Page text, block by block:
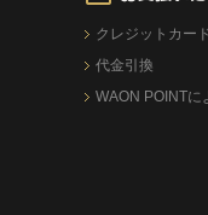
クレジットカー
代金引換
WAON POINTに